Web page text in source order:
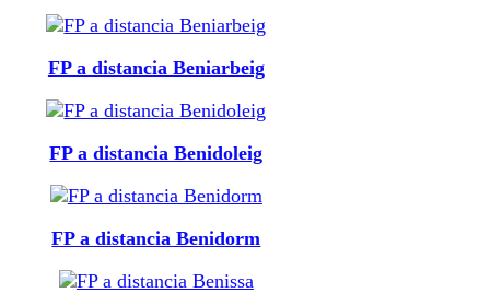
FP a distancia Beniarbeig
FP a distancia Benidoleig
FP a distancia Benidorm